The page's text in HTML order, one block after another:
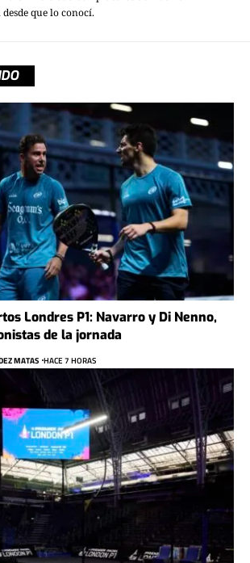
que lo conocí.
Londres P1: Navarro y Di Nenno,
de la jornada
MATAS HACE 7 HORAS